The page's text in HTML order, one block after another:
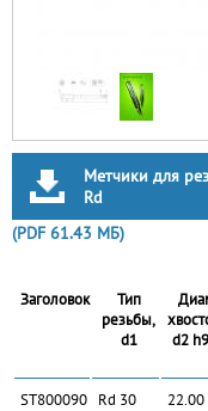
Метчики для
Rd
(PDF 61.43 МБ)
Заголовок
Тип
резьбы,
d1
d2
ST800090 Rd 30 22.00